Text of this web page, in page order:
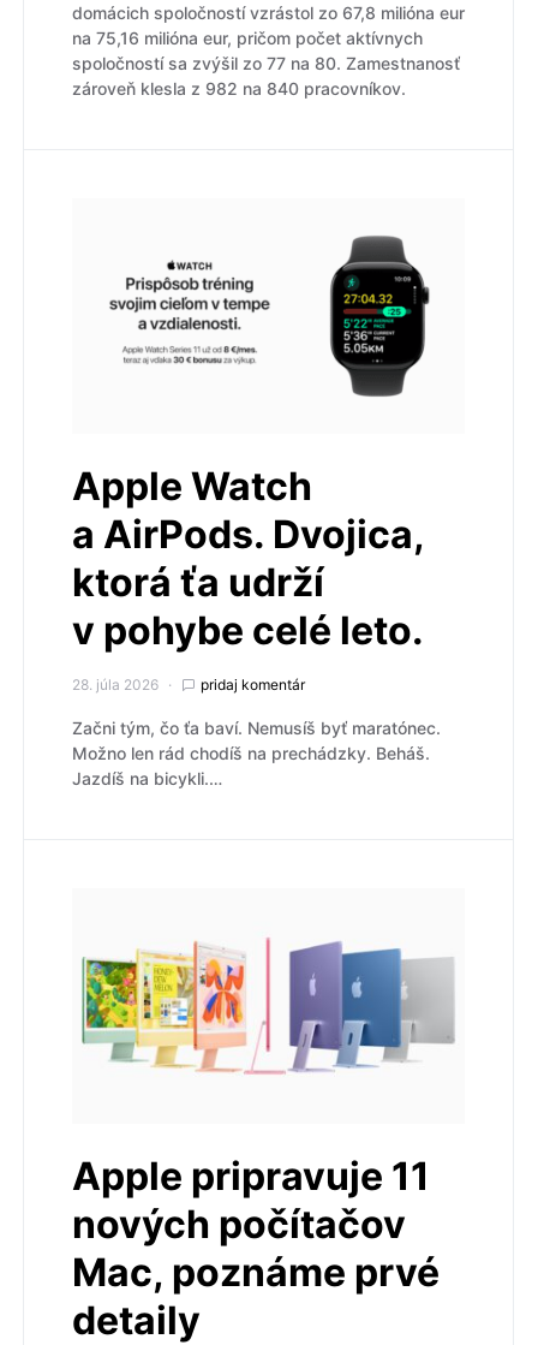
domácich spoločností vzrástol zo 67,8 milióna eur
na 75,16 milióna eur, pričom počet aktívnych
spoločností sa zvýšil zo 77 na 80. Zamestnanosť
zároveň klesla z 982 na 840 pracovníkov.
Apple Watch
a AirPods. Dvojica,
ktorá ťa udrží
v pohybe celé leto.
28. júla 2026 pridaj komentár
Začni tým, čo ťa baví. Nemusíš byť maratónec.
Možno len rád chodíš na prechádzky. Beháš.
Jazdíš na bicykli.…
Apple pripravuje 11
nových počítačov
Mac, poznáme prvé
detaily